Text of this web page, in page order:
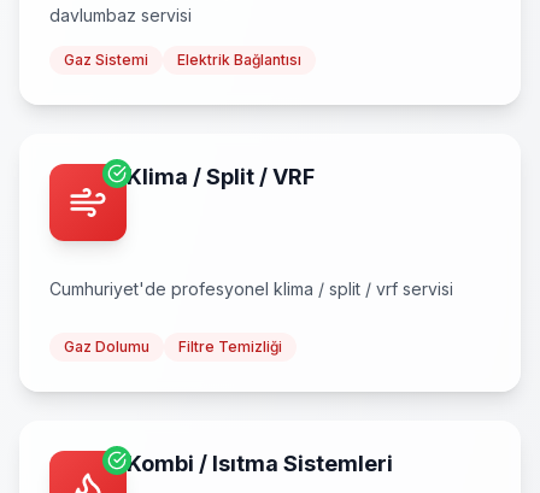
davlumbaz servisi
Gaz Sistemi Elektrik Bağlantısı
Klima / Split / VRF
Cumhuriyet'de profesyonel klima / split / vrf servisi
Gaz Dolumu Filtre Temizliği
Kombi / Isıtma Sistemleri